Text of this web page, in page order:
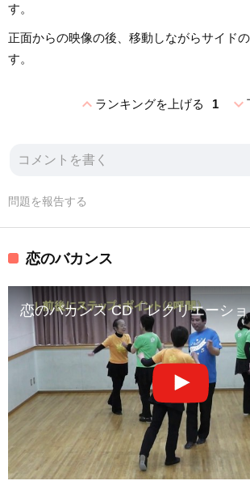
す。
正面からの映像の後、移動しながらサイド
す。
expand_lessランキングを上げる 1 expand_more
問題を報告する
恋のバカンス
恋のバカンス CD「レクリエーシ